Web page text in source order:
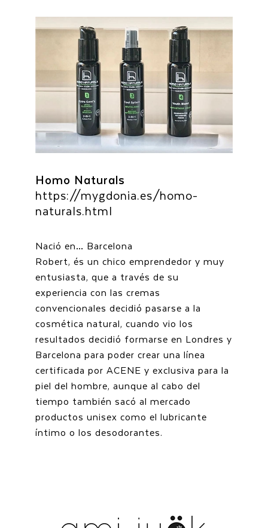
Homo Naturals
https://mygdonia.es/homo-
naturals.html
Nació en… Barcelona
Robert, és un chico emprendedor y muy
entusiasta, que a través de su
experiencia con las cremas
convencionales decidió pasarse a la
cosmética natural, cuando vio los
resultados decidió formarse en Londres y
Barcelona para poder crear una línea
certificada por ACENE y exclusiva para la
piel del hombre, aunque al cabo del
tiempo también sacó al mercado
productos unisex como el lubricante
íntimo o los desodorantes.